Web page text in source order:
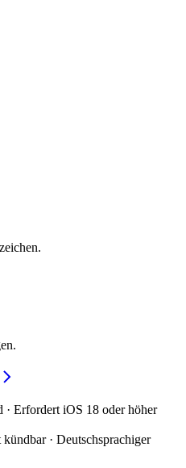
Erfordert iOS 18 oder höher
· Deutschsprachiger